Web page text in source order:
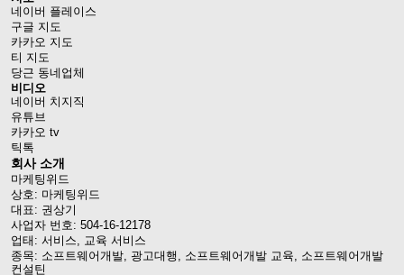
네이버 플레이스
구글 지도
카카오 지도
티 지도
당근 동네업체
비디오
네이버 치지직
유튜브
카카오 tv
틱톡
회사 소개
마케팅위드
상호: 마케팅위드
대표: 권상기
사업자 번호: 504-16-12178
업태: 서비스, 교육 서비스
종목: 소프트웨어개발, 광고대행, 소프트웨어개발 교육, 소프트웨어개발
컨설틴